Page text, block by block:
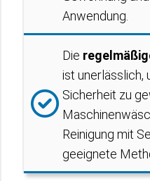
Anwendung.
Die
ist unerlässlich,
Sicherheit zu
Reinigung mit
geeignete